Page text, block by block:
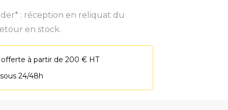
: réception en reliquat du
en stock.
offerte à partir de 200 € HT
24/48h